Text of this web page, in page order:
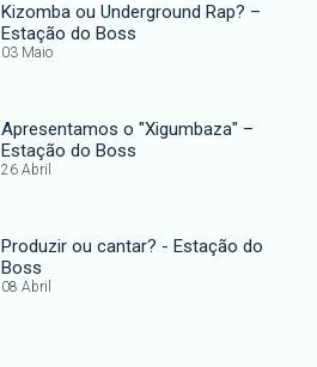
Kizomba ou Underground Rap? –
Estação do Boss
03 Maio
Apresentamos o "Xigumbaza" –
Estação do Boss
26 Abril
Produzir ou cantar? - Estação do
Boss
08 Abril